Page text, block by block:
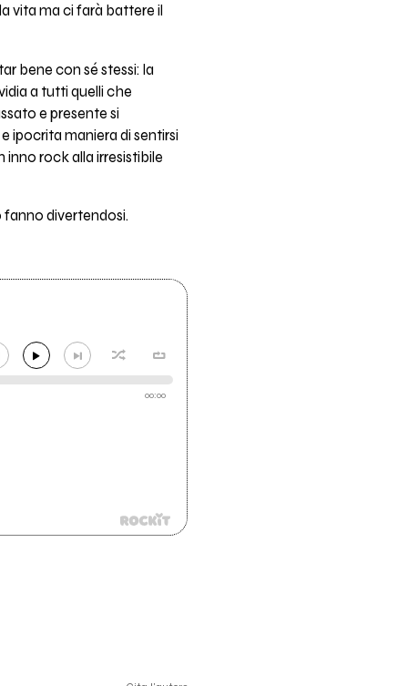
vita ma ci farà battere il
bene con sé stessi: la
a tutti quelli che
e presente si
ipocrita maniera di sentirsi
rock alla irresistibile
divertendosi.
00:00